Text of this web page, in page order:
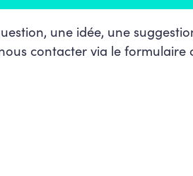
une idée, une
contacter via le formulaire